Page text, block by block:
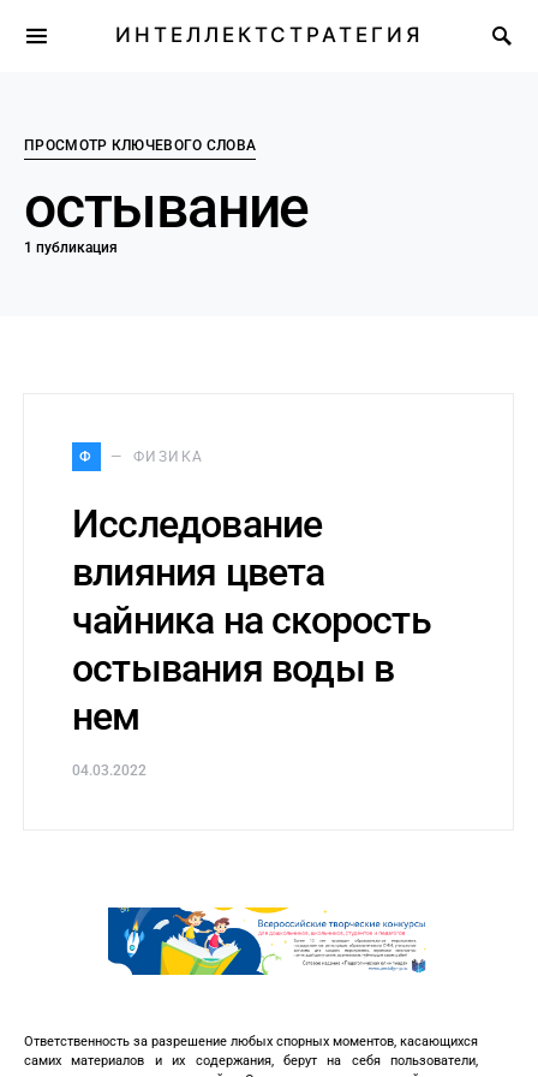
ИНТЕЛЛЕКТСТРАТЕГИЯ
ПРОСМОТР КЛЮЧЕВОГО СЛОВА
остывание
1 публикация
Ф ФИЗИКА
Исследование
влияния цвета
чайника на скорость
остывания воды в
нем
04.03.2022
Ответственность за разрешение любых спорных моментов, касающихся
самих материалов и их содержания, берут на себя пользователи,